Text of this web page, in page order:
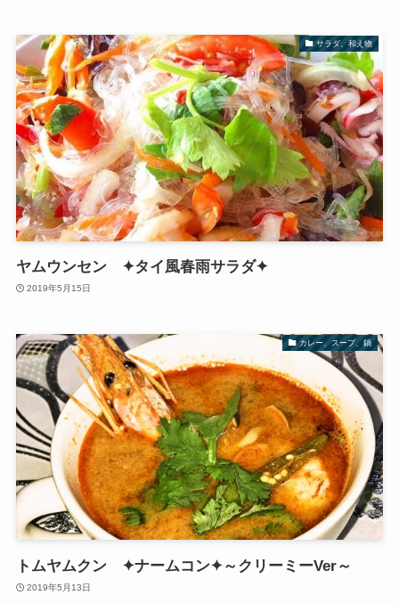
サラダ、和え物
ヤムウンセン ✦タイ風春雨サラダ✦
2019年5月15日
カレー、スープ、鍋
トムヤムクン ✦ナームコン✦～クリーミーVer～
2019年5月13日